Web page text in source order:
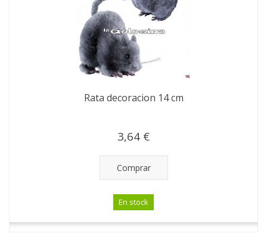
Rata decoracion 14 cm
3,64 €
Comprar
En stock